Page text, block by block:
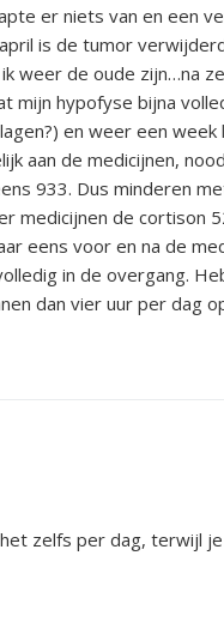
er niets van en een
is de tumor
weer de oude zijn…na
mijn hypofyse bijna
en weer een
aan de medicijnen,
933. Dus minderen
medicijnen de cortison
eens voor en na de
in de overgang.
dan vier uur per dag
zelfs per dag, terwijl